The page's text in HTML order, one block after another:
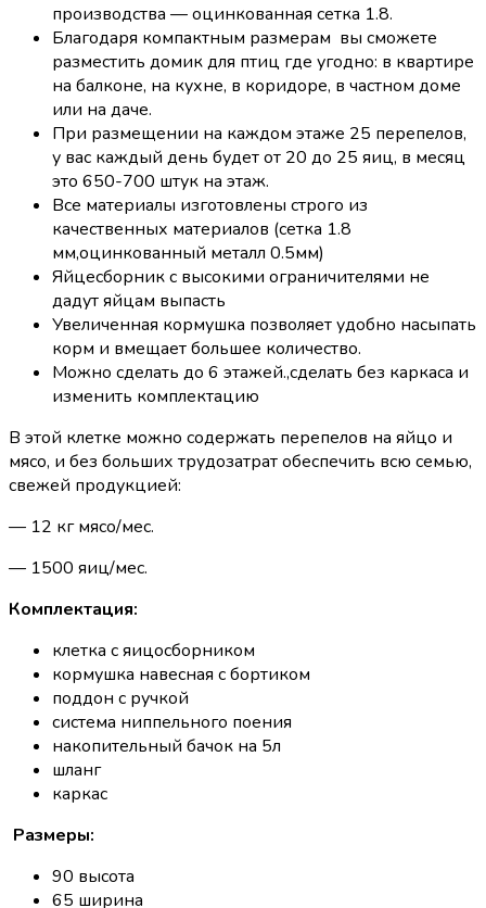
производства — оцинкованная сетка 1.8.
Благодаря компактным размерам вы сможете
разместить домик для птиц где угодно: в квартире
на балконе, на кухне, в коридоре, в частном доме
или на даче.
При размещении на каждом этаже 25 перепелов,
у вас каждый день будет от 20 до 25 яиц, в месяц
это 650-700 штук на этаж.
Все материалы изготовлены строго из
качественных материалов (сетка 1.8
мм,оцинкованный металл 0.5мм)
Яйцесборник с высокими ограничителями не
дадут яйцам выпасть
Увеличенная кормушка позволяет удобно насыпать
корм и вмещает большее количество.
Можно сделать до 6 этажей.,сделать без каркаса и
изменить комплектацию
В этой клетке можно содержать перепелов на яйцо и
мясо, и без больших трудозатрат обеспечить всю семью,
свежей продукцией:
— 12 кг мясо/мес.
— 1500 яиц/мес.
Комплектация:
клетка с яицосборником
кормушка навесная с бортиком
поддон с ручкой
система ниппельного поения
накопительный бачок на 5л
шланг
каркас
Размеры:
90 высота
65 ширина